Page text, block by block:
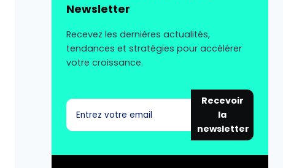
Newsletter
Recevez les dernières actualités,
tendances et stratégies pour accélérer
votre croissance.
Recevoir
la
newsletter